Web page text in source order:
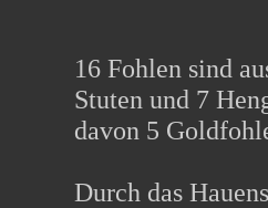
16 Fohlen sind
Stuten und 7
davon 5
Durch das